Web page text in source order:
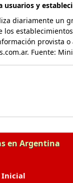
y
diariamente un
los
provista
Fuente:
en Argentina
Inicial